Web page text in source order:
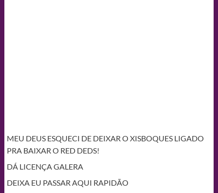
MEU DEUS ESQUECI DE DEIXAR O XISBOQUES LIGADO
PRA BAIXAR O RED DEDS!
DÁ LICENÇA GALERA
DEIXA EU PASSAR AQUI RAPIDÃO